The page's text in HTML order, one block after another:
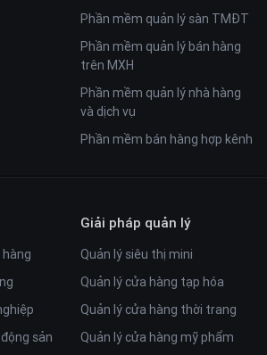
Phần mềm quản lý sàn TMĐT
Phần mềm quản lý bán hàng
trên MXH
Phần mềm quản lý nhà hàng
và dịch vụ
Phần mềm bán hàng hợp kênh
sản
Giải pháp quản lý
Quản lý siêu thị mini
Quản lý cửa hàng tạp hóa
Quản lý cửa hàng thời trang
Quản lý cửa hàng mỹ phẩm